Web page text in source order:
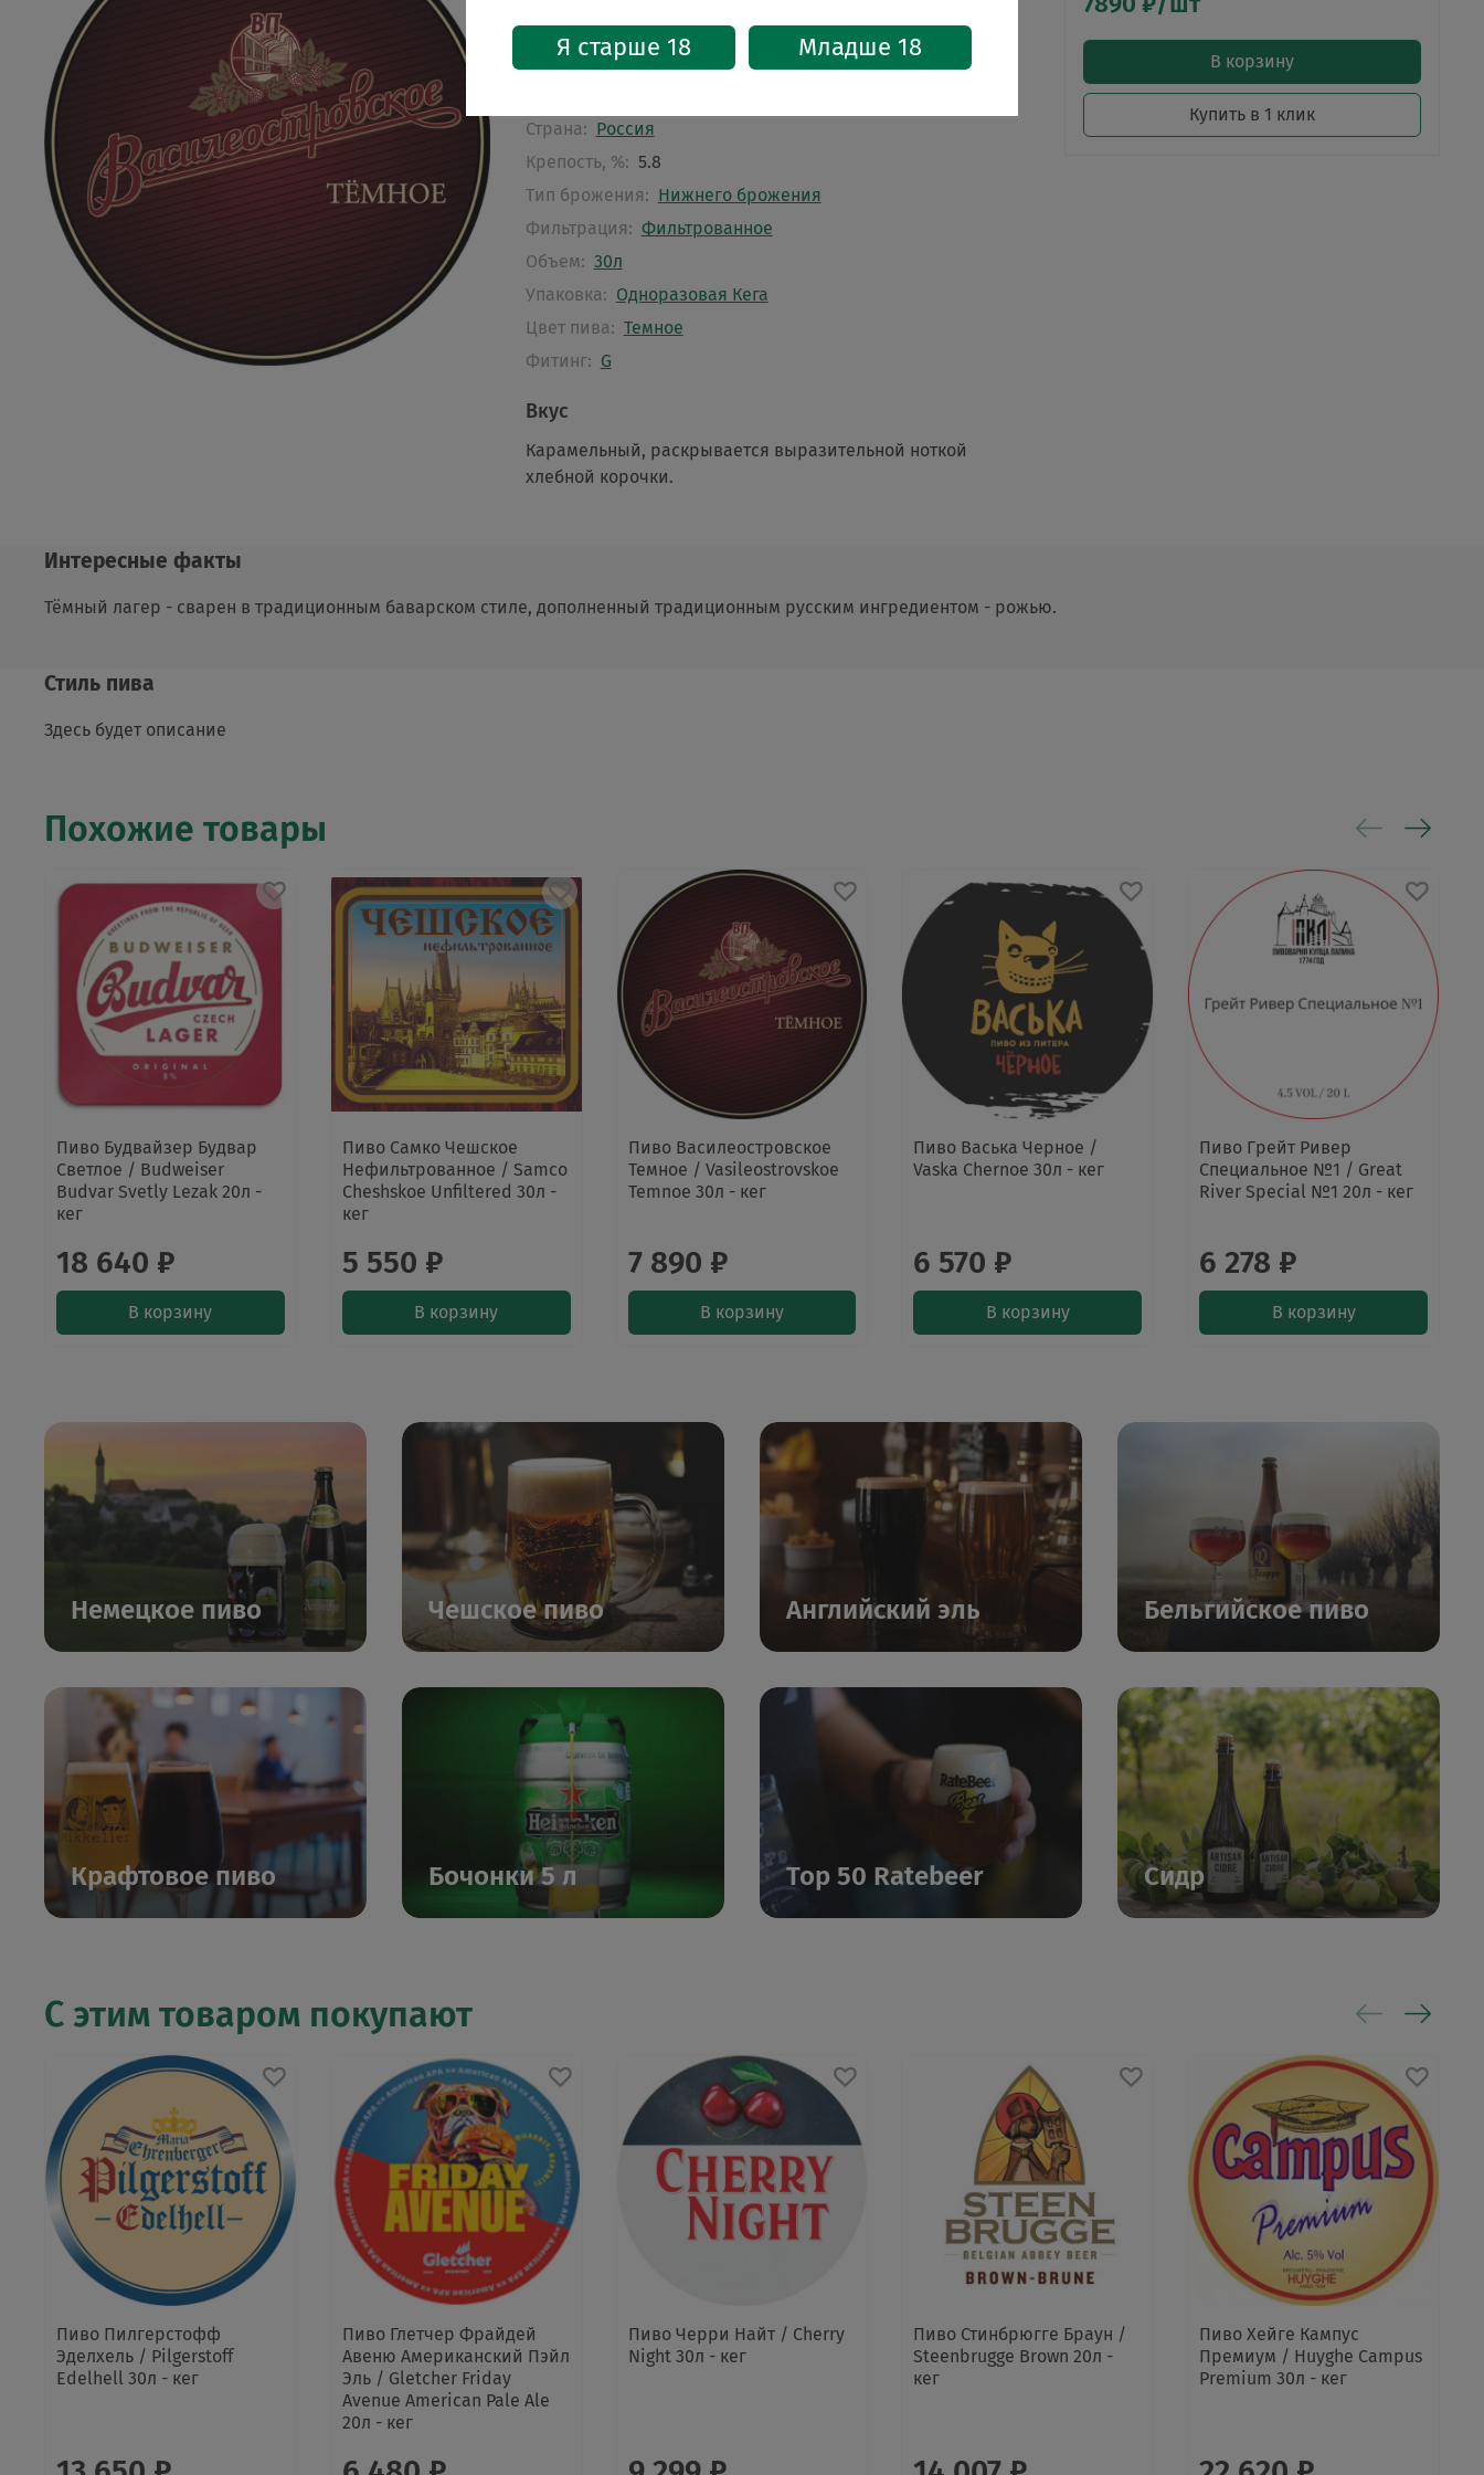
Характеристики
Стиль:
Лагер
Страна: Россия
Крепость, %: 5.8
Тип брожения: Нижнего брожения
Фильтрация: Фильтрованное
Объем: 30л
Упаковка: Одноразовая Кега
Цвет пива: Темное
Фитинг: G
Вкус
Карамельный, раскрывается выразительной ноткой
хлебной корочки.
В корзину
Купить в 1 клик
Интересные факты
Тёмный лагер - сварен в традиционным баварском стиле, дополненный традиционным русским ингредиентом - рожью.
Стиль пива
Здесь будет описание
Похожие товары
Пиво Будвайзер Будвар
Светлое / Budweiser
Budvar Svetly Lezak 20л -
кег
18 640 ₽
В корзину
Пиво Самко Чешское
Нефильтрованное / Samco
Cheshskoe Unfiltered 30л -
кег
5 550 ₽
В корзину
Пиво Василеостровское
Темное / Vasileostrovskoe
Temnoe 30л - кег
7 890 ₽
В корзину
Пиво Васька Черное /
Vaska Chernoe 30л - кег
6 570 ₽
В корзину
Пиво Грейт Ривер
Специальное №1 / Great
River Special №1 20л - кег
6 278 ₽
В корзину
Немецкое пиво Чешское пиво Английский эль Бельгийское пиво
Крафтовое пиво Бочонки 5 л Top 50 Ratebeer Сидр
С этим товаром покупают
Пиво Пилгерстофф
Эделхель / Pilgerstoff
Edelhell 30л - кег
Пиво Глетчер Фрайдей
Авеню Американский Пэйл
Эль / Gletcher Friday
Avenue American Pale Ale
20л - кег
Пиво Черри Найт / Cherry
Night 30л - кег
Пиво Стинбрюгге Браун /
Steenbrugge Brown 20л -
кег
Пиво Хейге Кампус
Премиум / Huyghe Campus
Premium 30л - кег
Я старше 18 Младше 18